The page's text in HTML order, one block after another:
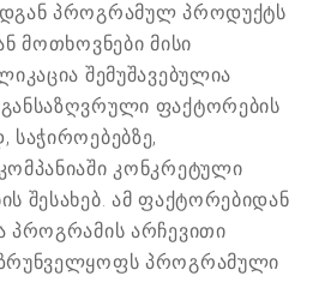
პროგრამულ პროდუქტს
მოთხოვნები მისი
შემუშავებულია
ფაქტორების
საჭიროებებზე,
კონკრეტული
შესახებ. ამ ფაქტორებიდან
პროგრამის არჩევითი
პროგრამული